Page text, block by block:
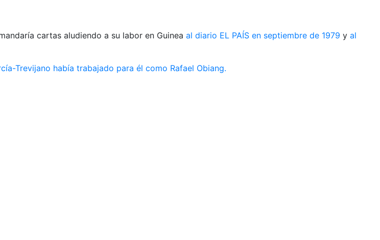
cartas aludiendo a su labor en Guinea al diario EL PAÍS en septiembre de 1979 y al
Trevijano había trabajado para él como Rafael Obiang.